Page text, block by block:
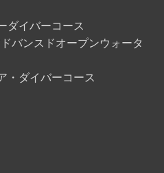
ダイバーコース
バンスドオープンウォータ
・ダイバーコース